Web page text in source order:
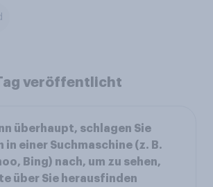
veröffentlicht
überhaupt, schlagen Sie
in einer Suchmaschine (z. B.
Bing) nach, um zu sehen,
über Sie herausfinden